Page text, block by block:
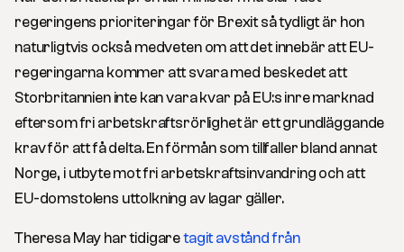
regeringens prioriteringar för Brexit så tydligt är hon
naturligtvis också medveten om att det innebär att EU-
regeringarna kommer att svara med beskedet att
Storbritannien inte kan vara kvar på EU:s inre marknad
eftersom fri arbetskraftsrörlighet är ett grundläggande
krav för att få delta. En förmån som tillfaller bland annat
Norge, i utbyte mot fri arbetskraftsinvandring och att
EU-domstolens uttolkning av lagar gäller.
Theresa May har tidigaretagit avstånd från